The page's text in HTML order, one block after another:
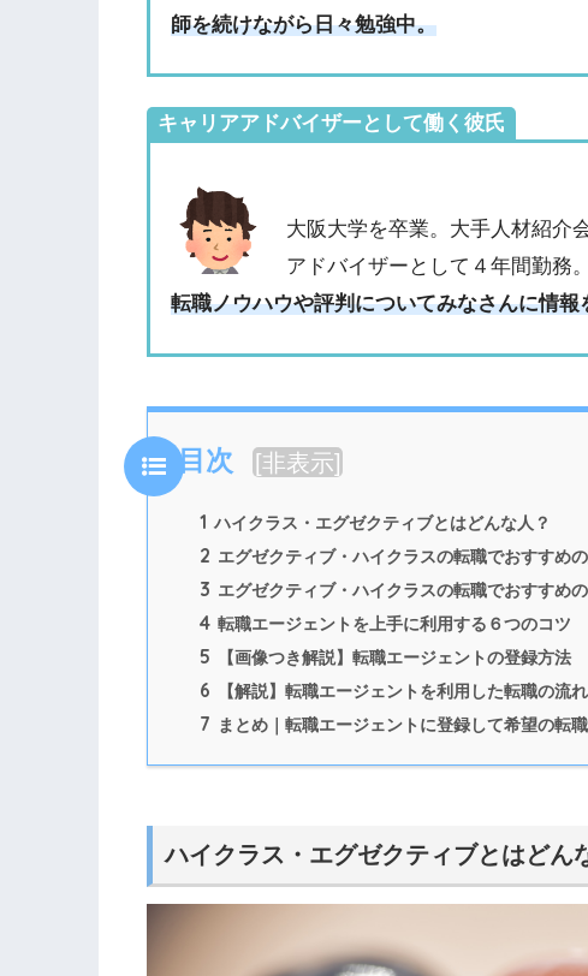
師を続けながら日々勉強中。
キャリアアドバイザーとして働く彼氏
大阪大学を卒業。大手人材紹介
アドバイザーとして４年間勤務。
転職ノウハウや評判についてみなさんに情報
目次 [非表示]
1 ハイクラス・エグゼクティブとはどんな人？
2 エグゼクティブ・ハイクラスの転職でおすすめ
3 エグゼクティブ・ハイクラスの転職でおすすめ
4 転職エージェントを上手に利用する６つのコツ
5 【画像つき解説】転職エージェントの登録方法
6 【解説】転職エージェントを利用した転職の流れ
7 まとめ｜転職エージェントに登録して希望の転
ハイクラス・エグゼクティブとはどん